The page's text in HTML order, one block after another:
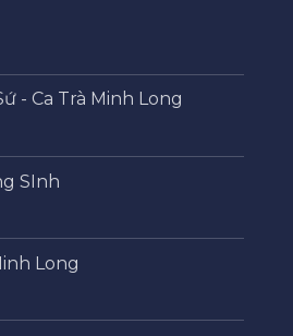
- Ca Trà Minh Long
SInh
Long